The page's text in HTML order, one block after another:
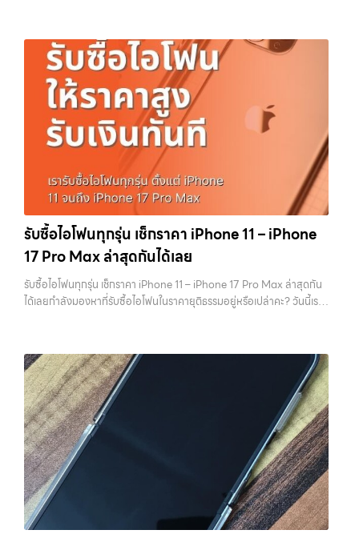
เพราะมูลค่าของเครื่องไม่ได้ขึ้นอยู่แค่ยี่ห้อ แต่ขึ้นอยู่กับสภาพจริง ความครบ
ชุด และความสะดวกในการขายของคุณ เราจึงตั้งใจให้บริการในเขต
ลาดพร้าว, รัชดา, บางรัก, แจ้งวัฒนะ, บางแค, วัชรพล, รามอินทรา, บางนา,
บางพลี, เกษตรนวมินทร์, เสนานิคม, วังหิน อย่างเต็มที่ ไม่ว่าคุณจะค้นหาคำ
ว่า “รับซื้อมือถือใกล้ฉัน”, “รับซื้อโทรศัพท์มือสองกรุงเทพ”, “ขาย iPad ได้
ราคา”, “รับซื้อแท็บเล็ต กรุงเทพถึงที่”, หรือ “รับซื้อ Samsung มือสอง
ราคาสูง” — ที่นี่คือคำตอบ เพราะบริการของเรามุ่งตรงให้คุณได้รับราคาและ
ความสะดวกสบายที่เหนือกว่า เลือกเราแล้วคุณจะได้บริการที่คุณไว้วางใจ
พร้อมทีมงานที่พร้อมอำนวยความสะดวก นัดรับถึงที่ ตรวจสภาพอย่างมือ
อาชีพ และจ่ายเงินทันที ทั้งหมดนี้เพื่อให้การขายอุปกรณ์ของคุณเป็นเรื่อง
ง่ายขึ้น ดีกว่า รวดเร็วกว่า และคุ้มค่ากว่า ทำไมต้องเลือกเรา ผู้เชี่ยวชาญด้าน
การให้บริการ รับซื้อมือถือ iPhone, Samsung, ไอแพด แท็บเล็ตทุกยี่ห้อ ใน
ราคาสูง พร้อมจ่ายเงินทันที โดยเน้นบริการในพื้นที่ ลาดพร้าว, รัชดา,
บางรัก, แจ้งวัฒนะ, บางแค, วัชรพล, รามอินทรา, รวมถึง บางนา, บางพลี,
เกษตรนวมินทร์, เสนานิคม, วังหินไม่ว่าคุณจะต้องการ รับซื้อโทรศัพท์, รับ
ซื้อแมคบุค, รับซื้อโน๊ตบุ๊ค, รับซื้อแท็บเล็ต, หรือบริการอื่นๆ เกี่ยวกับสินค้า
ไอที กรุงเทพฯ – เราพร้อมให้บริการครบวงจร บริการของเรา เราให้บริการ
เครื่องก่อนขาย บทความนี้จะพาไปดูวิธีเตรียม iPhone แบบครบทุกขั้นตอน
ตั้งแต่เรื่องพื้นฐานไปจนถึงเทคนิคที่ช่วยเพิ่มมูลค่าเครื่องแบบที่หลายคนมอง
ข้าม หากทำครบทุกข้อ โอกาสที่จะได้ราคาดีขึ้นมีสูงอย่างชัดเจน ทำไมการเต
รียมเครื่องถึงสำคัญ ก่อนจะไปดูวิธี เราต้องเข้าใจก่อนว่าทำไมร้านรับซื้อถึง
ให้ความสำคัญกับรายละเอียดเหล่านี้ สำหรับร้านหรือผู้รับซื้อ iPhone สิ่งที่
เขามองคือ “ความพร้อมในการขายต่อ” หากเครื่องที่รับมาสามารถนำไปขาย
ต่อได้ทันทีโดยไม่ต้องเสียเวลาแก้ไข ไม่ต้องลบข้อมูล ไม่ต้องซ่อมเพิ่ม ความ
เสี่ยงก็จะต่ำลง และนั่นทำให้เขากล้ารับในราคาที่สูงขึ้น ในทางกลับกัน ถ้า
เครื่องยังมีข้อมูลค้างอยู่ ติด iCloud หรือสภาพดูไม่เรียบร้อย ร้านจะต้อง
เสียเวลาและต้นทุนเพิ่ม สิ่งเหล่านี้จะถูกนำไปหักออกจากราคาที่เสนอให้กับ
คุณโดยตรง 1. สำรองข้อมูลให้เรียบร้อยก่อนล้างเครื่อง ขั้นตอนแรกที่ควร
ทำเสมอคือการสำรองข้อมูล เพราะหลังจากล้างเครื่องแล้ว ข้อมูลทั้งหมดจะ
ไม่สามารถกู้คืนได้อีก ไม่ว่าจะเป็นรูปภาพ รายชื่อ เบอร์โทร หรือแชทต่างๆ
หลายคนมักรีบล้างเครื่องเพราะอยากขายเร็ว แต่สุดท้ายต้องกลับมาเสีย
เวลาเพราะลืมสำรองข้อมูลสำคัญ สิ่งนี้เกิดขึ้นบ่อยมาก และเป็นความผิด
พลาดที่ไม่ควรเกิดขึ้นเลย คุณสามารถสำรองข้อมูลได้ผ่าน iCloud หรือผ่าน
คอมพิวเตอร์ก็ได้ หากต้องการความสะดวก iCloud จะเป็นตัวเลือกที่ง่าย
คิดว่าเรียบร้อย เพราะถ้าพลาดขึ้นมา จะไม่สามารถย้อนกลับไปแก้ไขได้อีก 2.
ออกจาก iCloud และ Apple ID ให้สมบูรณ์ ขั้นตอนนี้ถือว่าสำคัญที่สุดใน
การขาย iPhone หากยังมี Apple ID อยู่ในเครื่อง จะทำให้เกิดสิ่งที่เรียกว่า
Activation Lock ซึ่งทำให้ไม่สามารถใช้งานเครื่องต่อได้ ในมุมของร้านรับ
ซื้อ เครื่องที่ติด iCloud มีความเสี่ยงสูง เพราะไม่สามารถนำไปขายต่อได้
ทันที บางร้านอาจไม่รับซื้อเลย หรือถ้ารับก็จะกดราคาลงอย่างมาก การออก
จาก iCloud ทำได้ไม่ยาก เพียงเข้าไปที่การตั้งค่า กดชื่อบัญชีของตัวเอง
แล้วเลือกออกจากระบบ จากนั้นใส่รหัสผ่านเพื่อยืนยัน หลังจากออกแล้ว
ควรตรวจสอบอีกครั้งว่าหน้า Settings ไม่มีชื่อบัญชีของคุณเหลืออยู่ เพื่อ
ให้มั่นใจว่าเครื่องพร้อมสำหรับผู้ใช้งานใหม่จริงๆ 3. รีเซ็ตเครื่องให้เหมือน
เครื่องใหม่ เมื่อสำรองข้อมูลและออกจาก iCloud เรียบร้อยแล้ว ขั้นตอนต่อ
รับซื้อไอโฟนทุกรุ่น เช็กราคา iPhone 11 – iPhone
17 Pro Max ล่าสุดกันได้เลย
รับซื้อไอโฟนทุกรุ่น เช็กราคา iPhone 11 – iPhone 17 Pro Max ล่าสุดกัน
ได้เลยกำลังมองหาที่รับซื้อไอโฟนในราคายุติธรรมอยู่หรือเปล่าคะ? วันนี้เรา
ราคาในตลาดมือสอง เรายังมีบริการที่รวดเร็ว และจ่ายเงินสดทันที ไม่มีค่า
ธรรมเนียมซ่อนเร้นค่ะ ทำไมต้องขายไอโฟนกับเรา?
รับซื้อทุกรุ่น ทุกสภาพ
- ไม่ว่าจะเป็นเครื่องใหม่ เครื่องใช้งาน หรือเครื่องที่มีตำหนิเล็กน้อย เรารับซื้อ
หมด
ราคายุติธรรม - ประเมินราคาตามสภาพเครื่องจริง ให้ราคาสูงถึง
70% ของราคาตลาดมือสอง
รวดเร็วทันใจ - ประเมินและจ่ายเงินทันที ไม่
ต้องรอนาน
ปลอดภัย 100% - มีหน้าร้านจริง บริการโปร่งใส ตรวจสอบ
ได้
รับซื้อถึงที่ - มีบริการรับซื้อถึงบ้านในกรุงเทพและปริมณฑลเช็กราคา
รับซื้อ iPhone แต่ละรุ่นมาดูกันว่าแต่ละรุ่นเรารับซื้อในราคาเท่าไหร่บ้าง
(ราคาอัพเดทล่าสุดเดือนพฤศจิกายน 2024)
iPhone 11 (ปี
2019)iPhone 11 เป็นรุ่นที่ได้รับความนิยมมากในตอนที่เปิดตัว มาพร้อม
กล้องคู่ ชิป A13 Bionic และหน้าจอ Liquid Retina ขนาด 6.1 นิ้ว แม้จะ